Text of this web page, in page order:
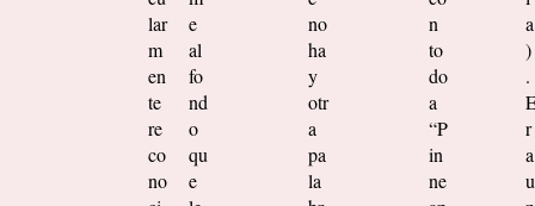
lar
m
en
te
re
co
no
e
al
fo
nd
o
qu
e
no
ha
y
otr
a
pa
la
n
to
do
a
“P
in
ne
a
)
.
r
a
u